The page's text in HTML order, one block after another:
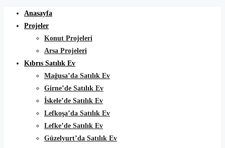
Anasayfa
Projeler
Konut Projeleri
Arsa Projeleri
Kıbrıs Satılık Ev
Mağusa’da Satılık Ev
Girne’de Satılık Ev
İskele’de Satılık Ev
Lefkoşa’da Satılık Ev
Lefke’de Satılık Ev
Güzelyurt’da Satılık Ev